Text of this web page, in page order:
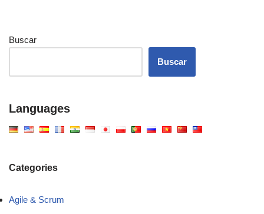
Buscar
Buscar
Languages
Categories
Agile & Scrum